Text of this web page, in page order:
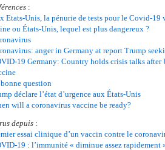
:
Etats-Unis, la pénurie de tests pour le Covid-19
ou États-Unis, lequel est plus dangereux ?
anger in Germany at report Trump
19 Germany: Country holds crisis talks after
question
déclare l’état d’urgence aux États-Unis
will a coronavirus vaccine be ready?
depuis :
essai clinique d’un vaccin contre le
19 : l’immunité « diminue assez rapidement